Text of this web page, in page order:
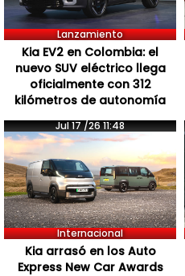
Lanzamiento
Kia EV2 en Colombia: el
nuevo SUV eléctrico llega
oficialmente con 312
kilómetros de autonomía
Jul 17 /26 11:48
Internacional
Kia arrasó en los Auto
Express New Car Awards